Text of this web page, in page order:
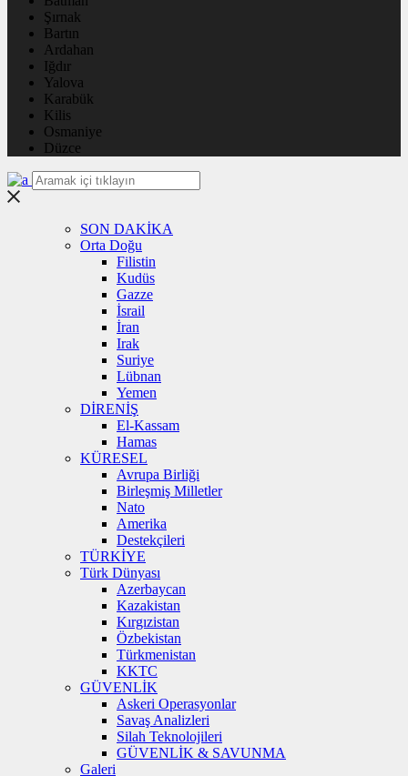
Şırnak
Bartın
Ardahan
Iğdır
Yalova
Karabük
Kilis
Osmaniye
Düzce
SON DAKİKA
Orta Doğu
Filistin
Kudüs
Gazze
İsrail
İran
Irak
Suriye
Lübnan
Yemen
DİRENİŞ
El-Kassam
Hamas
KÜRESEL
Avrupa Birliği
Birleşmiş Milletler
Nato
Amerika
Destekçileri
TÜRKİYE
Türk Dünyası
Azerbaycan
Kazakistan
Kırgızistan
Özbekistan
Türkmenistan
KKTC
GÜVENLİK
Askeri Operasyonlar
Savaş Analizleri
Silah Teknolojileri
GÜVENLİK & SAVUNMA
Galeri